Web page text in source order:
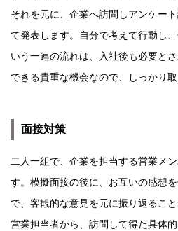
それを元に、企業へ訪問しアンケー
て発表します。自分で考えて行動し
いう一連の流れは、入社後も必要と
できる貴重な機会なので、しっかり取
面接対策
二人一組で、企業を担当する営業メ
す。模擬面接の後に、お互いの感想
で、客観的な意見を元に振り返るこ
営業担当者から、訪問して得た具体